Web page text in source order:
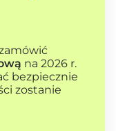
na 2026 r.
bezpiecznie
zostanie